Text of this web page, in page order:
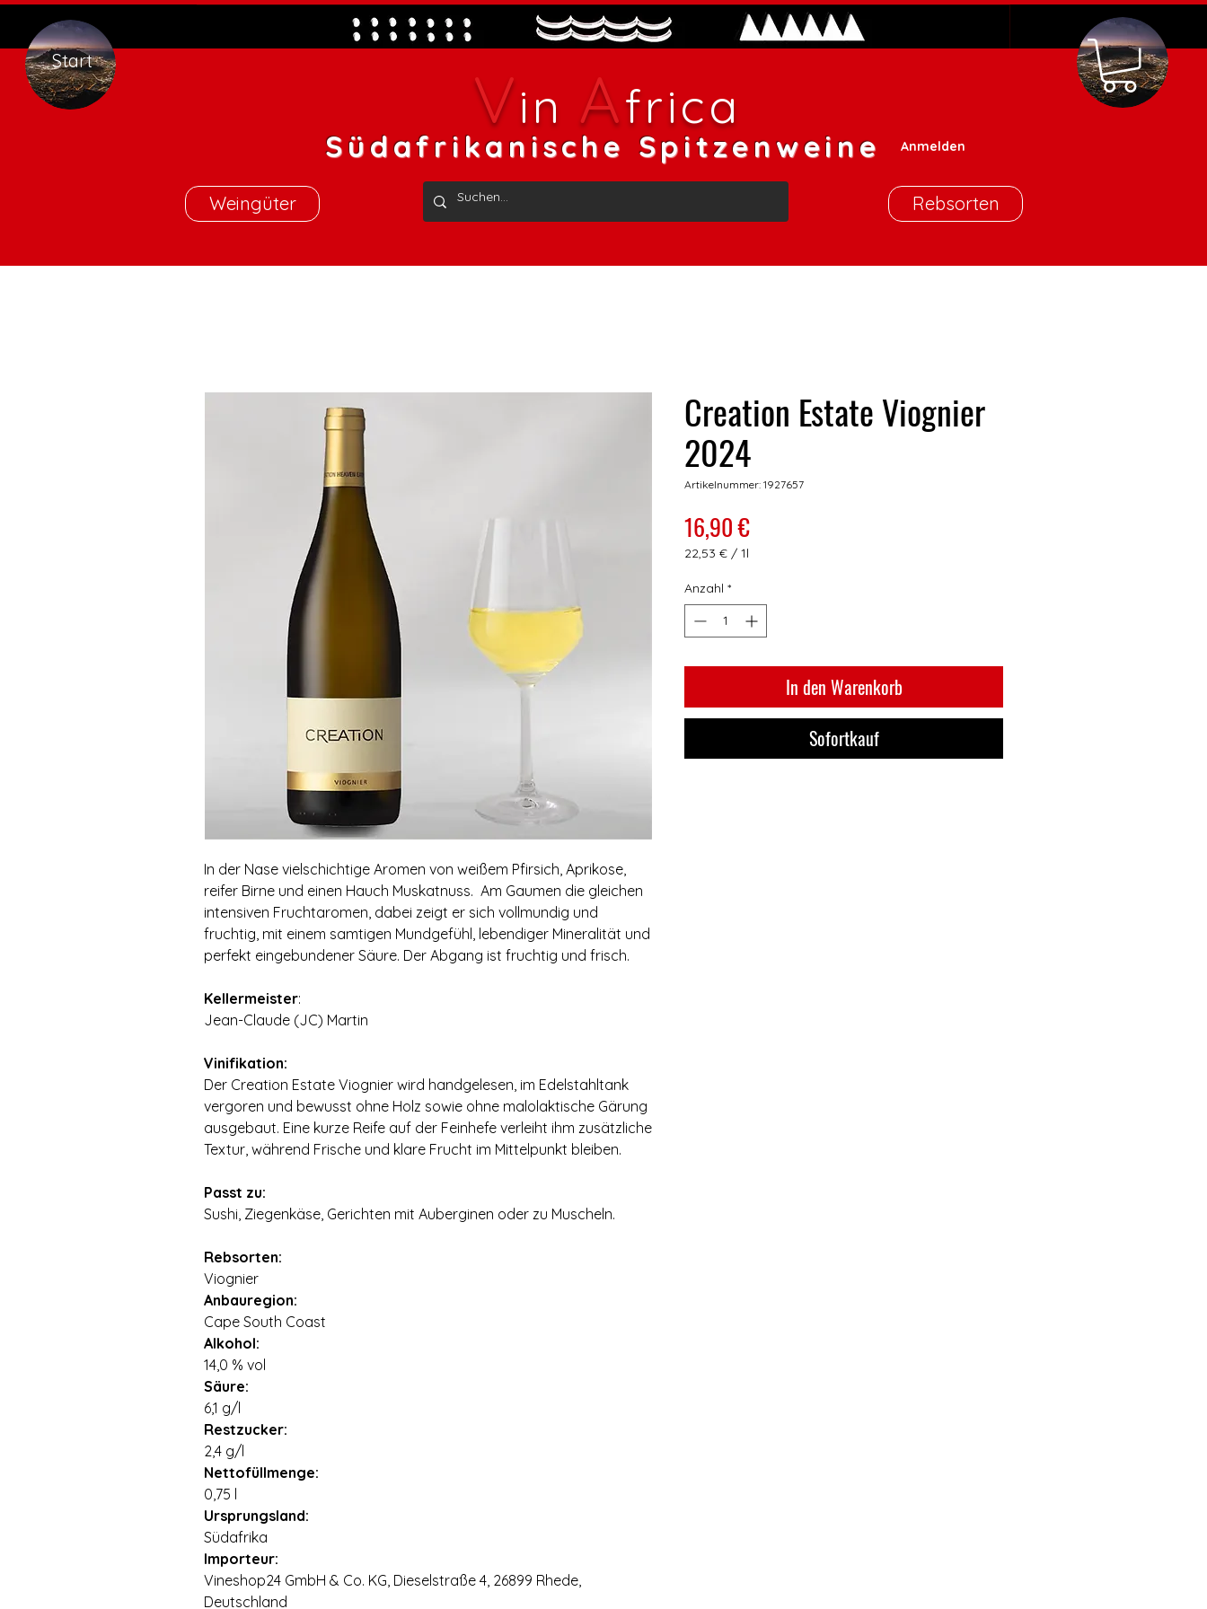
Start
Weingüter
Vin Africa
Südafrikanische Spitzenweine Anmelden
Rebsorten
In der Nase vielschichtige Aromen von weißem Pfirsich‚ Aprikose,
reifer Birne und einen Hauch Muskatnuss. Am Gaumen die gleichen
intensiven Fruchtaromen, dabei zeigt er sich vollmundig und
fruchtig‚ mit einem samtigen Mundgefühl‚ lebendiger Mineralität und
perfekt eingebundener Säure. Der Abgang ist fruchtig und frisch.
Kellermeister:
Jean-Claude (JC) Martin
Vinifikation:
Der Creation Estate Viognier wird handgelesen, im Edelstahltank
vergoren und bewusst ohne Holz sowie ohne malolaktische Gärung
ausgebaut. Eine kurze Reife auf der Feinhefe verleiht ihm zusätzliche
Textur, während Frische und klare Frucht im Mittelpunkt bleiben.
Passt zu:
Sushi‚ Ziegenkäse‚ Gerichten mit Auberginen oder zu Muscheln.
Rebsorten:
Viognier
Anbauregion:
Cape South Coast
Alkohol:
14,0 % vol
Säure:
6,1 g/l
Restzucker:
2,4 g/l
Nettofüllmenge:
0,75 l
Ursprungsland:
Südafrika
Importeur:
Vineshop24 GmbH & Co. KG, Dieselstraße 4, 26899 Rhede,
Deutschland
Creation Estate Viognier
2024
Artikelnummer: 1927657
16,90 €Preis
22,53 € / 1l
pro
1
Liter
Anzahl *
In den Warenkorb
Sofortkauf